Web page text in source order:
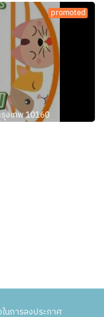
promoted
งเทพ 10160
นการลงประกาศ